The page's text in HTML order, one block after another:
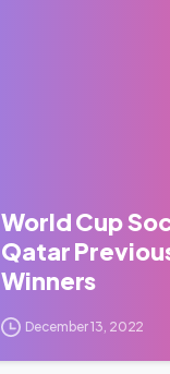
World Cup
Qatar
Winners
December 13, 2022